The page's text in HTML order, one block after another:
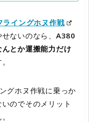
ライングホヌ作戦
ないのなら、 A380
とか運搬能力だけ
グホヌ作戦に乗っか
のでそのメリット